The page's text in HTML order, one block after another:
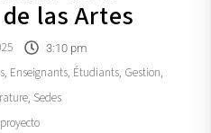
las Artes
3:10 pm
Enseignants Étudiants Gestion
Sedes
proyecto